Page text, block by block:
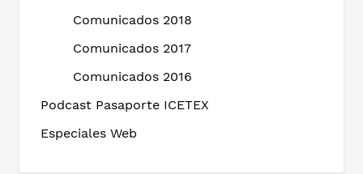
Comunicados 2018
Comunicados 2017
Comunicados 2016
Podcast Pasaporte ICETEX
Especiales Web